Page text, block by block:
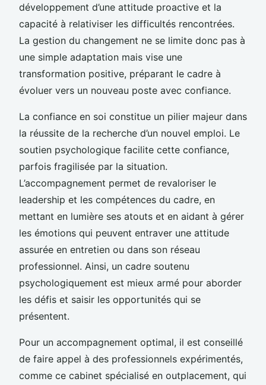
développement d’une attitude proactive et la
capacité à relativiser les difficultés rencontrées.
La gestion du changement ne se limite donc pas à
une simple adaptation mais vise une
transformation positive, préparant le cadre à
évoluer vers un nouveau poste avec confiance.
La confiance en soi constitue un pilier majeur dans
la réussite de la recherche d’un nouvel emploi. Le
soutien psychologique facilite cette confiance,
parfois fragilisée par la situation.
L’accompagnement permet de revaloriser le
leadership et les compétences du cadre, en
mettant en lumière ses atouts et en aidant à gérer
les émotions qui peuvent entraver une attitude
assurée en entretien ou dans son réseau
professionnel. Ainsi, un cadre soutenu
psychologiquement est mieux armé pour aborder
les défis et saisir les opportunités qui se
présentent.
Pour un accompagnement optimal, il est conseillé
de faire appel à des professionnels expérimentés,
comme ce cabinet spécialisé en outplacement, qui